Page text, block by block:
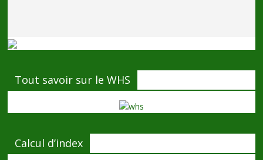
Tout savoir sur le WHS
Calcul d’index